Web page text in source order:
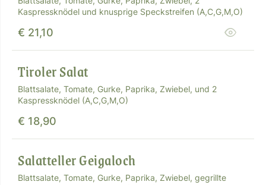
Kaspressknödel und knusprige Speckstreifen (A,C,G,M,O)
€ 21,10
Tiroler Salat
Blattsalate, Tomate, Gurke, Paprika, Zwiebel, und 2
Kaspressknödel (A,C,G,M,O)
€ 18,90
Salatteller Geigaloch
Blattsalate, Tomate, Gurke, Paprika, Zwiebel, gegrillte